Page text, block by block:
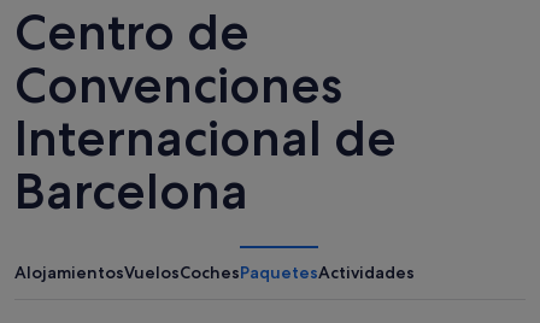
Centro de
Convenciones
Internacional de
Barcelona
AlojamientosVuelosCochesPaquetesActividades